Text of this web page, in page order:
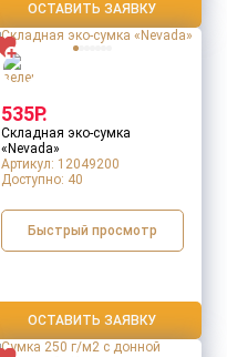
ОСТАВИТЬ ЗАЯВКУ
535Р.
Складная эко-сумка
«Nevada»
Артикул: 12049200
Доступно: 40
Быстрый просмотр
ОСТАВИТЬ ЗАЯВКУ